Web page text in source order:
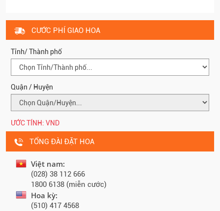
CƯỚC PHÍ GIAO HOA
Tỉnh/ Thành phố
Quận / Huyện
ƯỚC TÍNH: VND
TỔNG ĐÀI ĐẶT HOA
Việt nam:
(028) 38 112 666
1800 6138 (miễn cước)
Hoa kỳ:
(510) 417 4568